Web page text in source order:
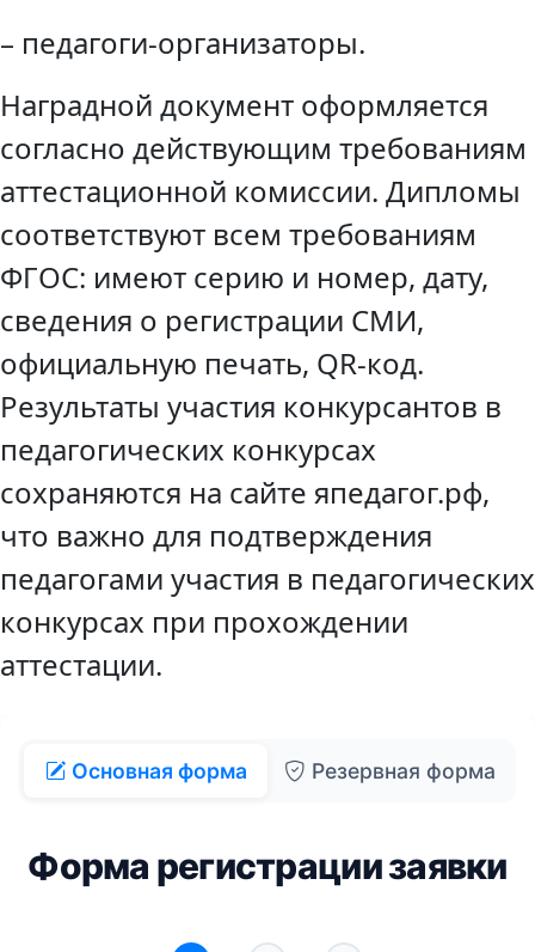
– педагоги-организаторы.
Наградной документ оформляется
согласно действующим требованиям
аттестационной комиссии. Дипломы
соответствуют всем требованиям
ФГОС: имеют серию и номер, дату,
сведения о регистрации СМИ,
официальную печать, QR-код.
Результаты участия конкурсантов в
педагогических конкурсах
сохраняются на сайте япедагог.рф,
что важно для подтверждения
педагогами участия в педагогических
конкурсах при прохождении
аттестации.
Основная форма Резервная форма
Форма регистрации заявки